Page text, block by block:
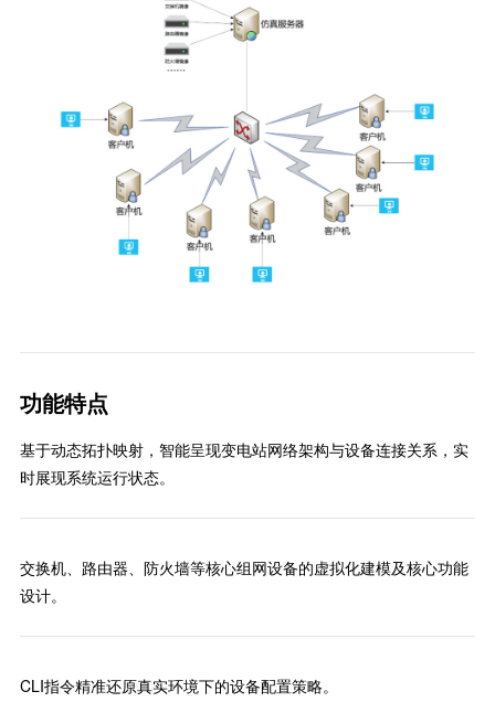
功能特点
基于动态拓扑映射，智能呈现变电站网络架构与设备连接关系，实
时展现系统运行状态。
交换机、路由器、防火墙等核心组网设备的虚拟化建模及核心功能
设计。
CLI指令精准还原真实环境下的设备配置策略。